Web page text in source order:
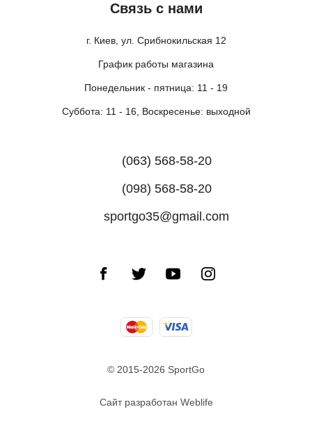
Связь с нами
г. Киев, ул. Срибнокильская 12
График работы магазина
Понедельник - пятница: 11 - 19
Суббота: 11 - 16, Воскресенье: выходной
(063) 568-58-20
(098) 568-58-20
sportgo35@gmail.com
© 2015-2026 SportGo
Сайт разработан Weblife